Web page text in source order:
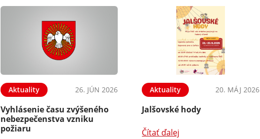
Aktuality 26. JÚN 2026
Vyhlásenie času zvýšeného
nebezpečenstva vzniku
požiaru
Aktuality 20. MÁJ 2026
Jalšovské hody
Čítať ďalej